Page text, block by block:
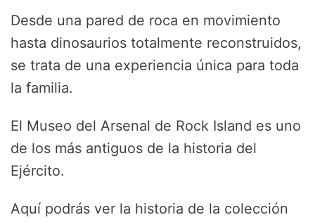
Desde una pared de roca en movimiento
hasta dinosaurios totalmente reconstruidos,
se trata de una experiencia única para toda
la familia.
El Museo del Arsenal de Rock Island es uno
de los más antiguos de la historia del
Ejército.
Aquí podrás ver la historia de la colección